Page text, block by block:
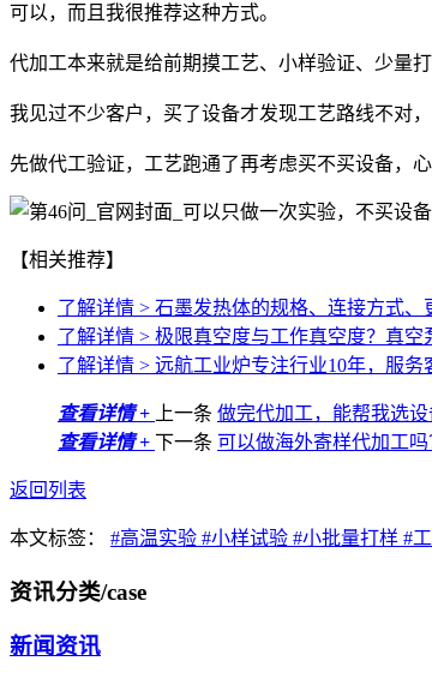
可以，而且我很推荐这种方式。
代加工本来就是给前期摸工艺、小样验证、少量
我见过不少客户，买了设备才发现工艺路线不对
先做代工验证，工艺跑通了再考虑买不买设备，心
【相关推荐】
了解详情 > 石墨发热体的规格、连接方式、
了解详情 > 极限真空度与工作真空度？真空
了解详情 > 远航工业炉专注行业10年，服务
查看详情 + 上一条 做完代加工，能帮我选设
查看详情 + 下一条 可以做海外寄样代加工吗
返回列表
本文标签： #高温实验 #小样试验 #小批量打样 #
资讯分类/case
新闻资讯